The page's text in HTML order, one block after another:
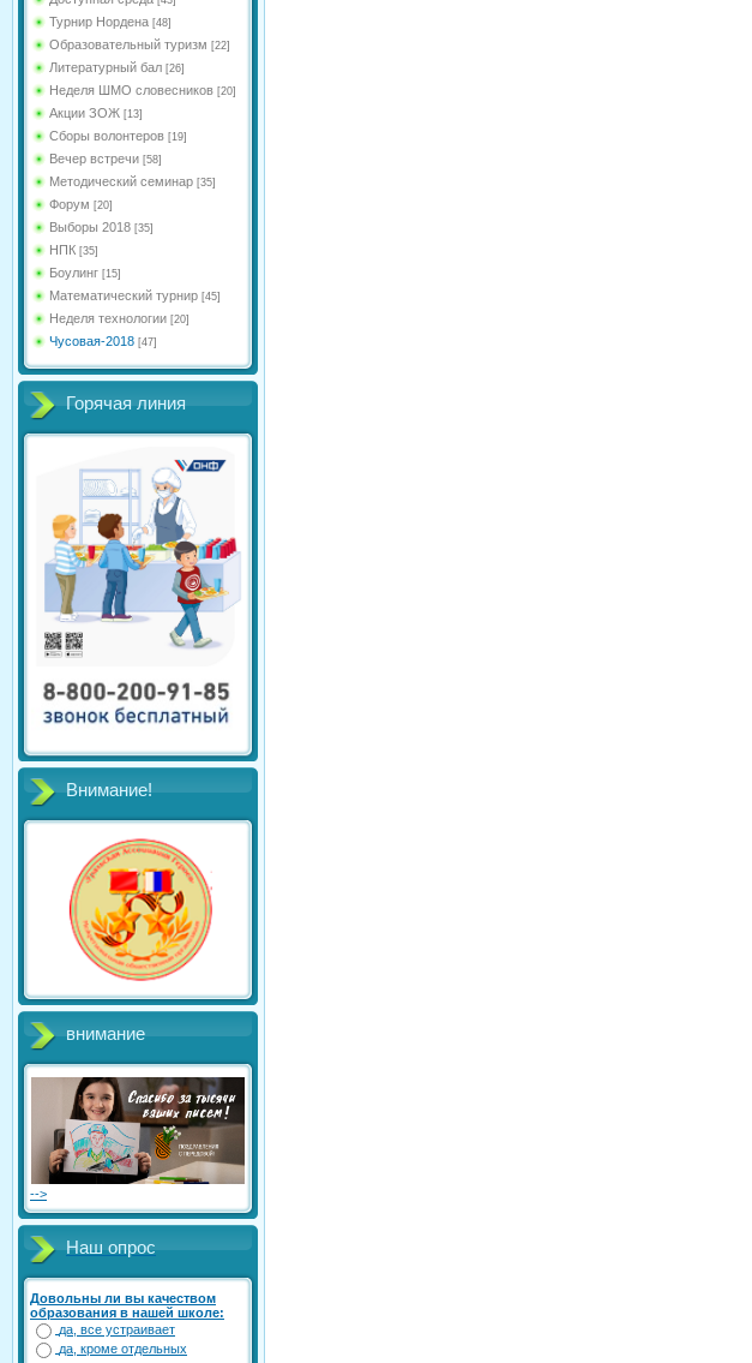
Турнир Нордена [48]
Образовательный туризм [22]
Литературный бал [26]
Неделя ШМО словесников [20]
Акции ЗОЖ [13]
Сборы волонтеров [19]
Вечер встречи [58]
Методический семинар [35]
Форум [20]
Выборы 2018 [35]
НПК [35]
Боулинг [15]
Математический турнир [45]
Неделя технологии [20]
Чусовая-2018 [47]
Горячая линия
Внимание!
внимание
-->
Наш опрос
Довольны ли вы качеством
образования в нашей школе:
да, все устраивает
да, кроме отдельных